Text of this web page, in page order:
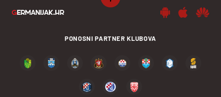
PONOSNI PARTNER KLUBOVA